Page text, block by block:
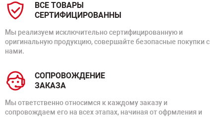
ВСЕ ТОВАРЫ
СЕРТИФИЦИРОВАННЫ
Мы реализуем исключительно сертифицированную и
оригинальную продукцию, совершайте безопасные покупки с
нами.
СОПРОВОЖДЕНИЕ
ЗАКАЗА
Мы ответственно относимся к каждому заказу и
сопровождаем его на всех этапах, начиная от офрмления и